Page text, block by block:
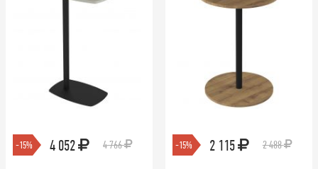
-15% 4 052 4 766 -15% 2 115 2 488